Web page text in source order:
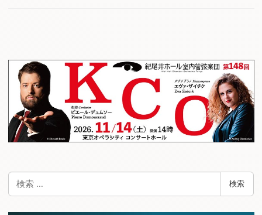
検
検索